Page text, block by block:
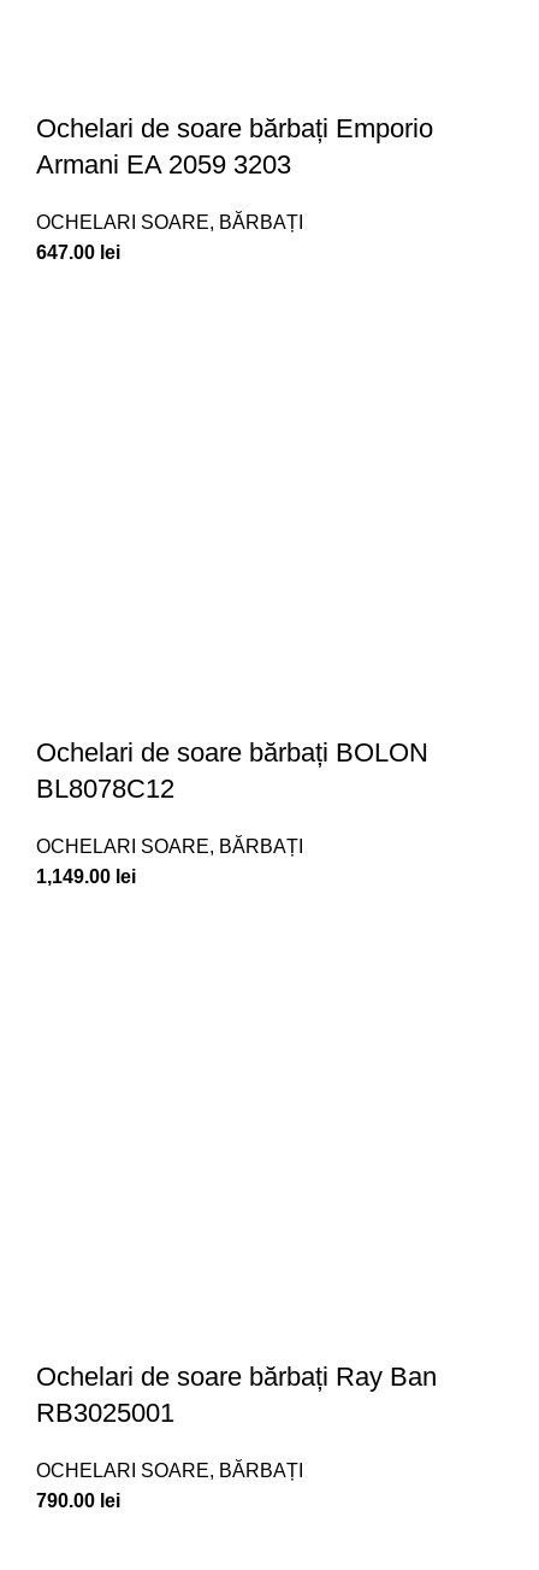
Ochelari de soare bărbați Emporio
Armani EA 2059 3203
OCHELARI SOARE, BĂRBAȚI
647.00 lei
Ochelari de soare bărbați BOLON
BL8078C12
OCHELARI SOARE, BĂRBAȚI
1,149.00 lei
Ochelari de soare bărbați Ray Ban
RB3025001
OCHELARI SOARE, BĂRBAȚI
790.00 lei